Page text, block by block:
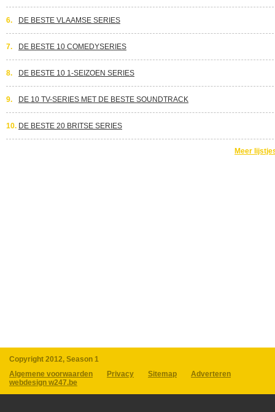
6. DE BESTE VLAAMSE SERIES
7. DE BESTE 10 COMEDYSERIES
8. DE BESTE 10 1-SEIZOEN SERIES
9. DE 10 TV-SERIES MET DE BESTE SOUNDTRACK
10. DE BESTE 20 BRITSE SERIES
Meer
Copyright 2012, Season 1
Algemene voorwaarden
Privacy Sitemap
Adverteren
webdesign w247.be